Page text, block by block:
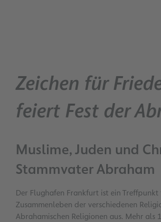
Zeichen für
feiert Fest der
Muslime, Juden und
Stammvater Abraham
Der Flughafen Frankfurt ist ein
Zusammenleben der verschiedenen
Abrahamischen Religionen aus. Mehr als